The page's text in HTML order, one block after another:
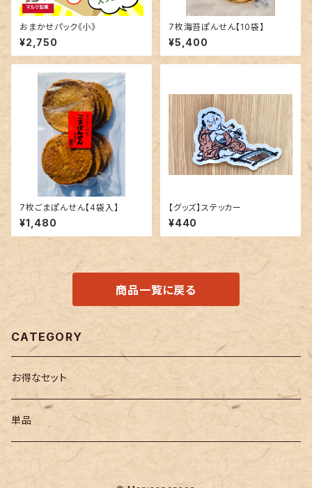
おまかせパック《小》
¥2,750
7枚海苔ぽんせん【10袋】
¥5,400
7枚ごまぽんせん【4袋入】
¥1,480
【グッズ】ステッカー
¥440
商品一覧に戻る
CATEGORY
お得なセット
単品